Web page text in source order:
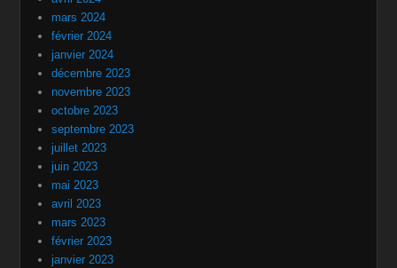
mars 2024
février 2024
janvier 2024
décembre 2023
novembre 2023
octobre 2023
septembre 2023
juillet 2023
juin 2023
mai 2023
avril 2023
mars 2023
février 2023
janvier 2023